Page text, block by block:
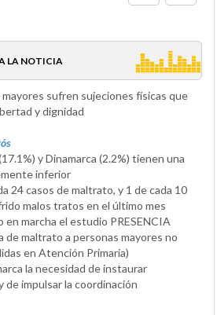
LA NOTICIA
mayores sufren sujeciones físicas que
y dignidad
y Dinamarca (2.2%) tienen una
inferior
24 casos de maltrato, y 1 de cada 10
malos tratos en el último mes
en marcha el estudio PRESENCIA
de maltrato a personas mayores no
en Atención Primaria)
la necesidad de instaurar
impulsar la coordinación